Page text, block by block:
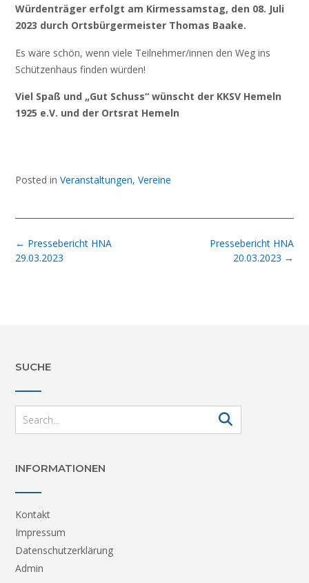
Würdenträger erfolgt am Kirmessamstag, den 08. Juli
2023 durch Ortsbürgermeister Thomas Baake.
Es wäre schön, wenn viele Teilnehmer/innen den Weg ins
Schützenhaus finden würden!
Viel Spaß und „Gut Schuss“ wünscht der KKSV Hemeln
1925 e.V. und der Ortsrat Hemeln
Posted in Veranstaltungen, Vereine
Post
navigation
Pressebericht HNA
20.03.2023 →
← Pressebericht HNA
29.03.2023
SUCHE
INFORMATIONEN
Kontakt
Impressum
Datenschutzerklärung
Admin